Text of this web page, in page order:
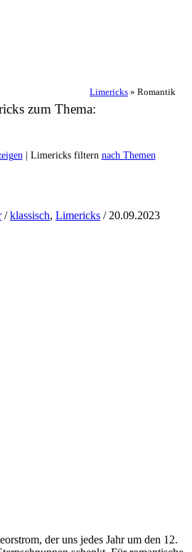
Limericks » Romantik
zum Thema:
| Limericks filtern nach Themen
/klassisch, Limericks / 20.09.2023
der uns jedes Jahr um den 12.